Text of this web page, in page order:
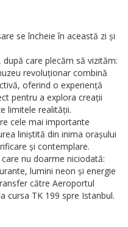
se încheie în această zi și
care plecăm să vizităm:
revoluționar combină
oferind o experiență
pentru a explora creații
limitele realității.
cele mai importante
liniștită din inima orașului
și contemplare.
nu doarme niciodată:
lumini neon și energie
către Aeroportul
cursa TK 199 spre Istanbul.